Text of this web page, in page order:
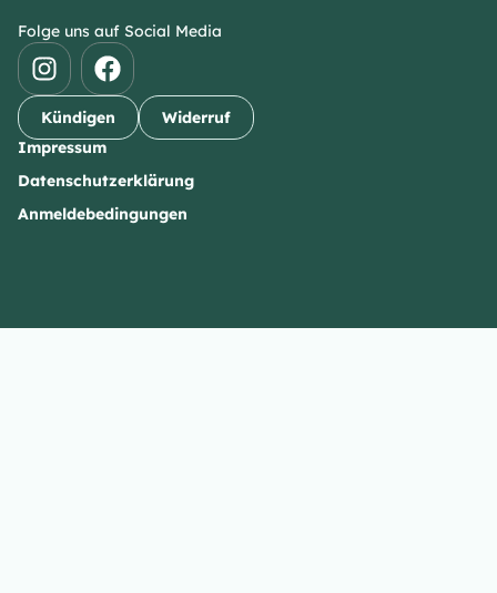
Folge uns auf Social Media
Kündigen
Widerruf
Impressum
Datenschutzerklärung
Anmeldebedingungen